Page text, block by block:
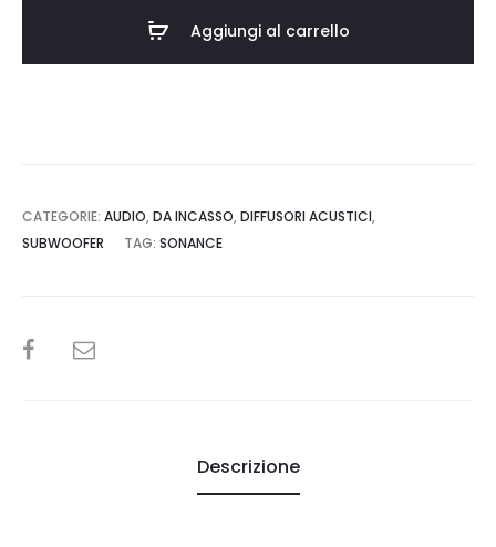
Aggiungi al carrello
CATEGORIE: AUDIO, DA INCASSO, DIFFUSORI ACUSTICI,
SUBWOOFER
TAG: SONANCE
SHARE
Descrizione